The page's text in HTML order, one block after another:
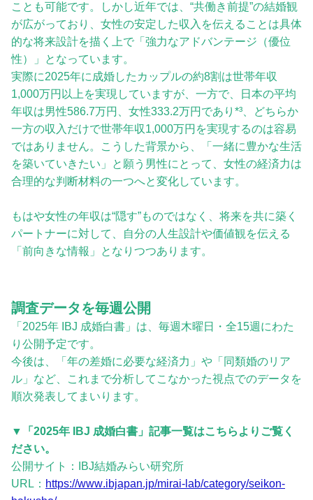
ことも可能です。しかし近年では、“共働き前提”の結婚観
が広がっており、女性の安定した収入を伝えることは具体
的な将来設計を描く上で「強力なアドバンテージ（優位
性）」となっています。
実際に2025年に成婚したカップルの約8割は世帯年収
1,000万円以上を実現していますが、一方で、日本の平均
年収は男性586.7万円、女性333.2万円であり*³、どちらか
一方の収入だけで世帯年収1,000万円を実現するのは容易
ではありません。こうした背景から、「一緒に豊かな生活
を築いていきたい」と願う男性にとって、女性の経済力は
合理的な判断材料の一つへと変化しています。
もはや女性の年収は“隠す”ものではなく、将来を共に築く
パートナーに対して、自分の人生設計や価値観を伝える
「前向きな情報」となりつつあります。
調査データを毎週公開
「2025年 IBJ 成婚白書」は、毎週木曜日・全15週にわた
り公開予定です。
今後は、「年の差婚に必要な経済力」や「同類婚のリア
ル」など、これまで分析してこなかった視点でのデータを
順次発表してまいります。
▼「2025年 IBJ 成婚白書」記事一覧はこちらよりご覧く
ださい。
公開サイト：IBJ結婚みらい研究所
URL： https://www.ibjapan.jp/mirai-lab/category/seikon-